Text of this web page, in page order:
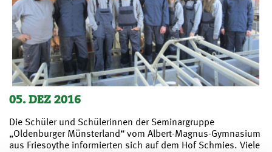
05. DEZ 2016
Die Schüler und Schülerinnen der Seminargruppe
„Oldenburger Münsterland“ vom Albert-Magnus-Gymnasium
aus Friesoythe informierten sich auf dem Hof Schmies. Viele